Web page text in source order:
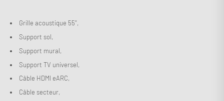
Grille acoustique 55'',
Support sol,
Support mural,
Support TV universel,
Câble HDMI eARC,
Câble secteur,